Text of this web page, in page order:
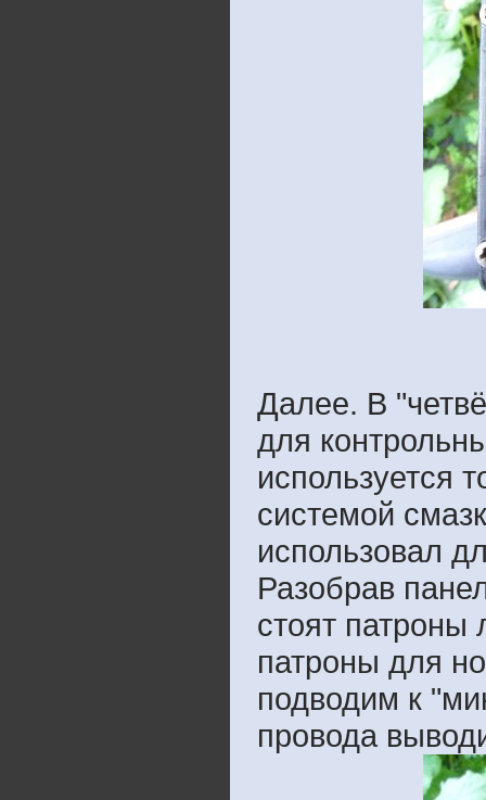
Далее. В
для
используется
системой
использовал
Разобрав
стоят патроны
патроны для
подводим к
провода